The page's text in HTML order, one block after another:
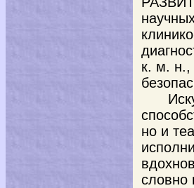
к. м. н.,
но и
словно